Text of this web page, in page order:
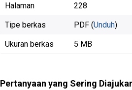
Halaman 228
Tipe berkas PDF (Unduh)
Ukuran berkas 5 MB
Pertanyaan yang Sering